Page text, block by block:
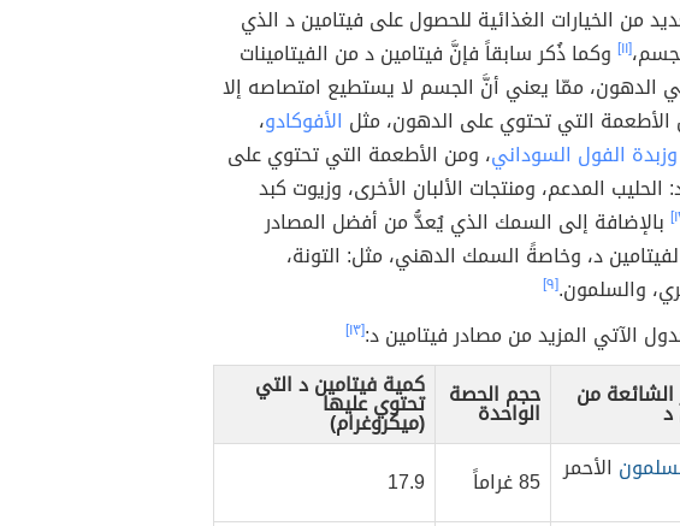
من الخيارات الغذائية للحصول على فيتامين د الذي
[١١]
وكما ذُكر سابقاً فإنَّ فيتامين د من الفيتامينات
الدهون، ممّا يعني أنَّ الجسم لا يستطيع امتصاصه إلا
الأطعمة التي تحتوي على الدهون، مثل الأفوكادو،
وزبدة الفول السوداني، ومن الأطعمة التي تحتوي على
الحليب المدعم، ومنتجات الألبان الأخرى، وزيوت كبد
بالإضافة إلى السمك الذي يُعدُّ من أفضل المصادر
لفيتامين د، وخاصةً السمك الدهني، مثل: التونة،
والسلمون.[٩]
الآتي المزيد من مصادر فيتامين د:[١٣]
الشائعة من
د
حجم الحصة
الواحدة
كمية فيتامين د التي
تحتوي عليها
(ميكروغرام)
الأحمر 85 غراماً
17.9